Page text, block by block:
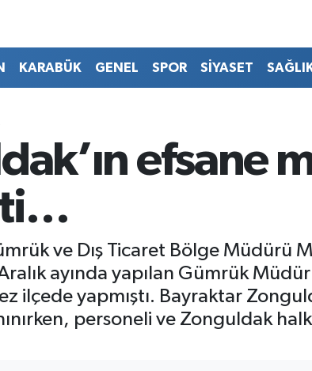
KARABÜK GENEL SPOR SİYASET
efsane
ve Dış Ticaret Bölge Müdürü
ayında yapılan Gümrük
ilçede yapmıştı. Bayraktar
personeli ve Zonguldak